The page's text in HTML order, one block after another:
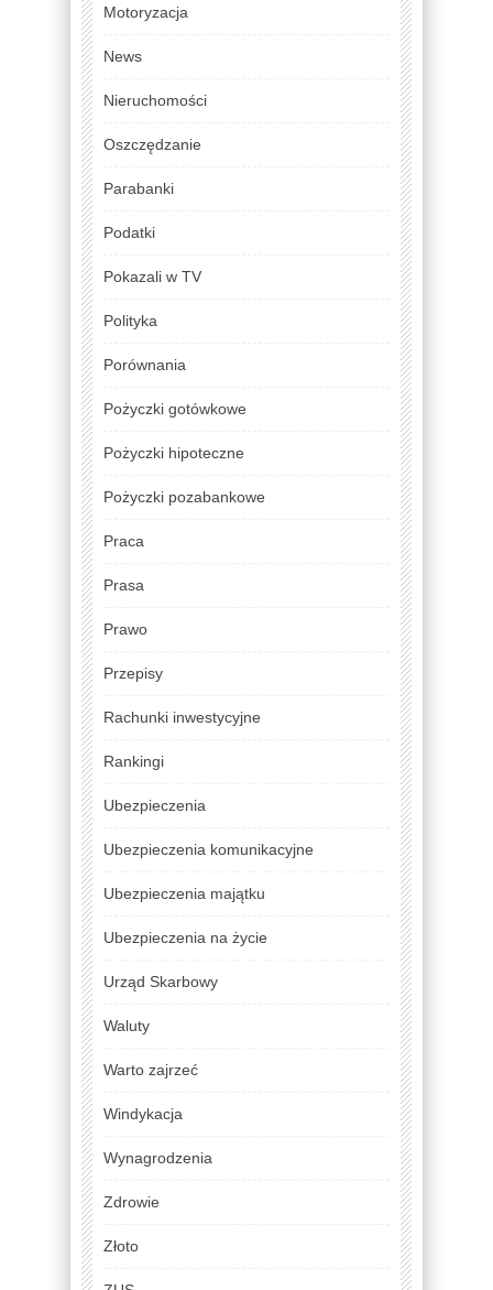
Motoryzacja
News
Nieruchomości
Oszczędzanie
Parabanki
Podatki
Pokazali w TV
Polityka
Porównania
Pożyczki gotówkowe
Pożyczki hipoteczne
Pożyczki pozabankowe
Praca
Prasa
Prawo
Przepisy
Rachunki inwestycyjne
Rankingi
Ubezpieczenia
Ubezpieczenia komunikacyjne
Ubezpieczenia majątku
Ubezpieczenia na życie
Urząd Skarbowy
Waluty
Warto zajrzeć
Windykacja
Wynagrodzenia
Zdrowie
Złoto